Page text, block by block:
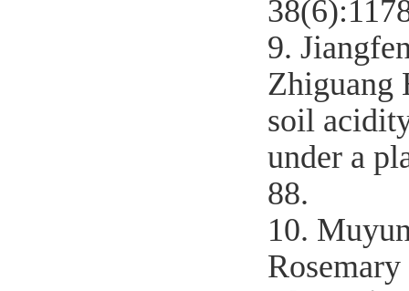
9.
Zhiguang
soil
under a
88.
10.